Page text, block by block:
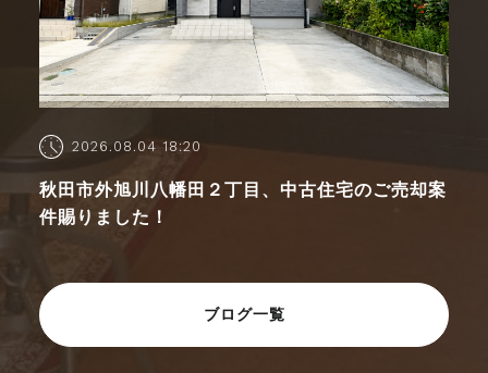
2026.08.04 18:20
秋田市外旭川八幡田２丁目、中古住宅のご売却案
件賜りました！
ブログ一覧